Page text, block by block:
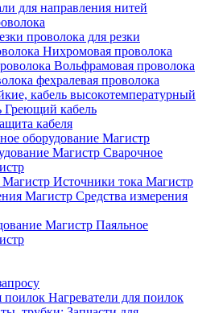
для направления нитей
проволока для резки
Нихромовая проволока
Вольфрамовая проволока
фехралевая проволока
кабель высокотемпературный
Греющий кабель
кабеля
оборудование Магистр
Сварочное
Источники тока Магистр
Средства измерения
Паяльное
Нагреватели для поилок